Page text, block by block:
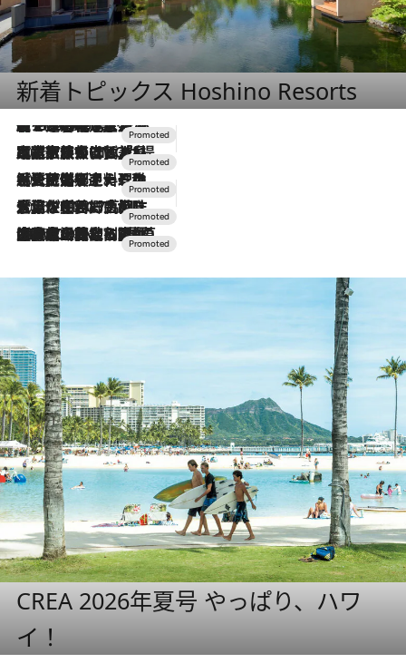
新着トピックス Hoshino Resorts
2026.8.7
【トンボの足水浴】ヒノキの香りに包まれて涼感マックス！約13℃の湧水かけ流しを避暑地「星野温泉 トンボの湯」で体験
2026.7.31
【ホテル帰省】という選択肢をOMOが提案。家族とほどよい距離を保つには「昼は実家、夜は気兼ねなくホテルで！」
2026.7.24
【夏限定ディナーコース】旬を迎える稚鮎や花ズッキーニなどをイタリア・トスカーナの郷土料理の手法で満喫！
2026.7.17
「土佐和ハーブかき氷」がOMO7高知に登場！生姜、山椒、大葉など目にも舌にも涼を呼ぶ郷土の味
2026.7.10
NEW OPEN！【界 草津】名湯の地に誕生。趣の異なる2種の温泉と上州ならではの会席・蕎麦割烹など美食を味わう究極の癒やし旅
CREA 2026年夏号 やっぱり、ハワ
イ！